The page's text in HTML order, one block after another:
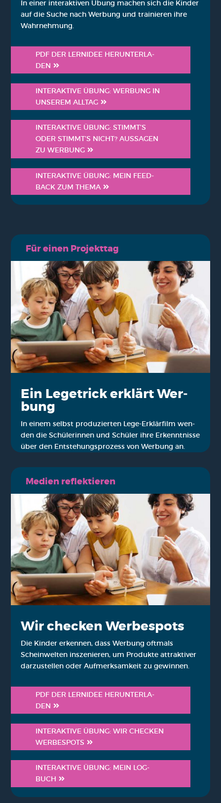
In einer inter­ak­ti­ven Übung machen sich die Kin­der
auf die Suche nach Wer­bung und trai­nie­ren ihre
Wahr­neh­mung.
PDF DER LERN­IDEE HER­UN­TER­LA­
DEN
INTER­AK­TI­VE ÜBUNG: WER­BUNG IN
UNSE­REM ALL­TAG
INTER­AK­TI­VE ÜBUNG: STIMMT’S
ODER STIMMT’S NICHT? AUS­SA­GEN
ZU WER­BUNG
INTER­AK­TI­VE ÜBUNG: MEIN FEED­
BACK ZUM THE­MA
Für einen Pro­jekt­tag
Ein Lege­trick erklärt Wer­
bung
In einem selbst pro­du­zier­ten Lege-Erklär­film wen­
den die Schü­le­rin­nen und Schü­ler ihre Erkennt­nis­se
über den Ent­ste­hungs­pro­zess von Wer­bung an.
Medi­en reflek­tie­ren
Wir che­cken Wer­be­spots
Die Kin­der erken­nen, dass Wer­bung oft­mals
Schein­wel­ten insze­nie­ren, um Pro­duk­te attrak­ti­ver
dar­zu­stel­len oder Auf­merk­sam­keit zu gewin­nen.
PDF DER LERN­IDEE HER­UN­TER­LA­
DEN
INTER­AK­TI­VE ÜBUNG: WIR CHE­CKEN
WER­BE­SPOTS
INTER­AK­TI­VE ÜBUNG: MEIN LOG­
BUCH